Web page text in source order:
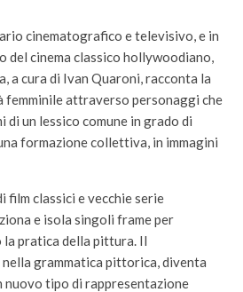
cinematografico e televisivo, e in
cinema classico hollywoodiano,
a cura di Ivan Quaroni, racconta la
femminile attraverso personaggi che
di un lessico comune in grado di
formazione collettiva, in immagini
film classici e vecchie serie
e isola singoli frame per
pratica della pittura. Il
grammatica pittorica, diventa
nuovo tipo di rappresentazione